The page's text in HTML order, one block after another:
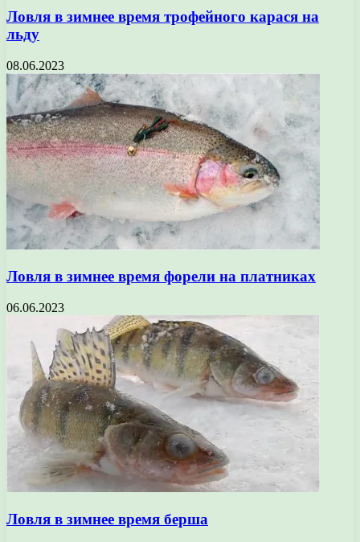
Ловля в зимнее время трофейного карася на
льду
08.06.2023
Ловля в зимнее время форели на платниках
06.06.2023
Ловля в зимнее время берша